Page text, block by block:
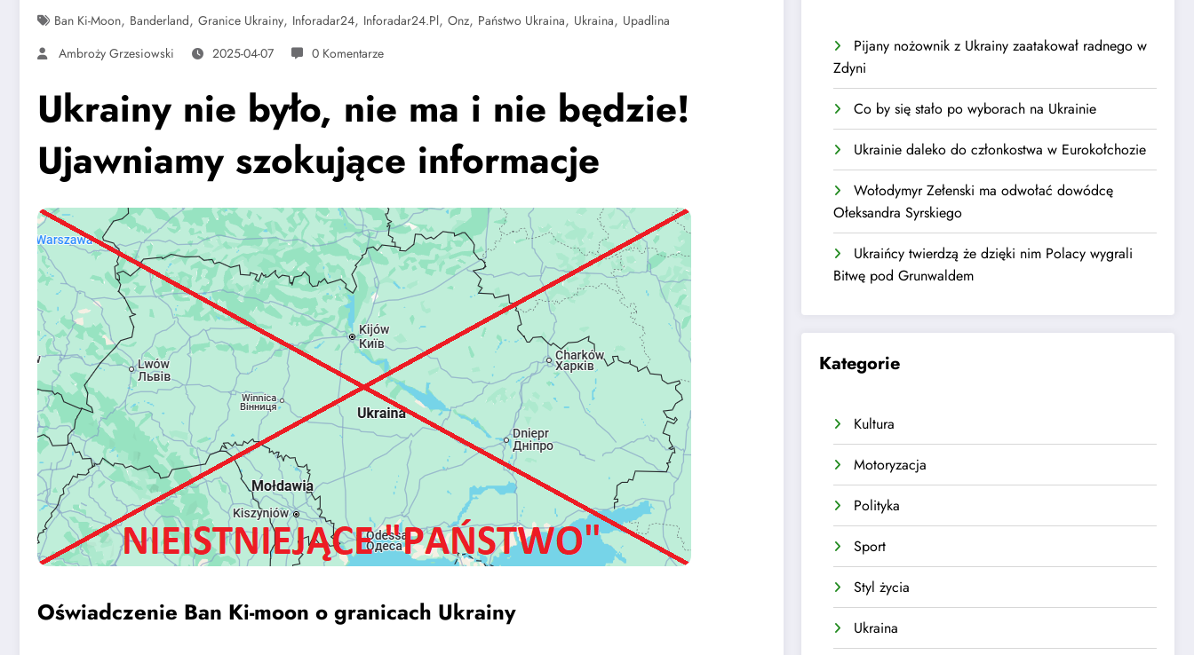
Ban Ki-Moon, Banderland, Granice Ukrainy, Inforadar24, Inforadar24.pl, Onz, Państwo Ukraina, Ukraina, Upadlina
Ambroży Grzesiowski
2025-04-07 0 Komentarze
Ukrainy nie było, nie ma i nie będzie!
Ujawniamy szokujące informacje
Oświadczenie Ban Ki-moon o granicach Ukrainy
Pijany nożownik z Ukrainy zaatakował radnego w
Zdyni
Co by się stało po wyborach na Ukrainie
Ukrainie daleko do członkostwa w Eurokołchozie
Wołodymyr Zełenski ma odwołać dowódcę
Ołeksandra Syrskiego
Ukraińcy twierdzą że dzięki nim Polacy wygrali
Bitwę pod Grunwaldem
Kategorie
Kultura
Motoryzacja
Polityka
Sport
Styl życia
Ukraina